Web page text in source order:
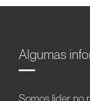
Algumas
Somos líder no